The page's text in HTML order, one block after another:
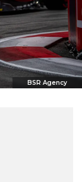
BSR Agency